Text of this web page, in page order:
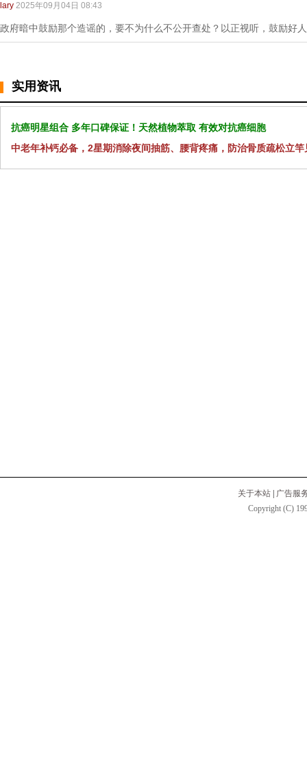
lary 2025年09月04日 08:43
政府暗中鼓励那个造谣的，要不为什么不公开查处？以正视听，鼓励好
实用资讯
抗癌明星组合 多年口碑保证！天然植物萃取 有效对抗癌细胞
中老年补钙必备，2星期消除夜间抽筋、腰背疼痛，防治骨质疏松立竿
关于本站
广告服
Copyright (C)